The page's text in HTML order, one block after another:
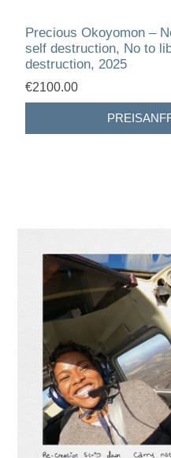
Precious Okoyomon –
self destruction, No to
destruction, 2025
€2100.00